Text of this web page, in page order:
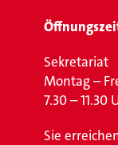
Sekretariat
Montag –
7.30 – 11.30
Sie